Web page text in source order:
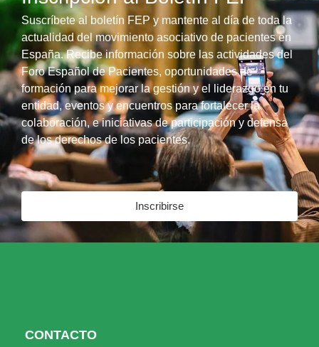
Suscríbete al boletín FEP y mantente al día de toda la
actualidad del movimiento asociativo de pacientes en
España. Recibe información sobre las actividades del
Foro Español de Pacientes, oportunidades de
formación para mejorar la gestión y el liderazgo en tu
entidad, eventos y encuentros para fortalecer la
colaboración, e iniciativas de participación y defensa
de los derechos de los pacientes.
Inscribirse
CONTACTO